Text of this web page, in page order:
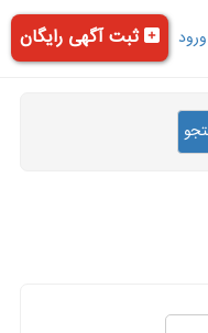
ورود ثبت آگهی رایگان